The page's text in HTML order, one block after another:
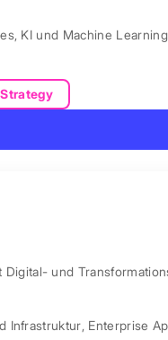
, KI und Machine Learning
und
Infrastruktur, Enterprise